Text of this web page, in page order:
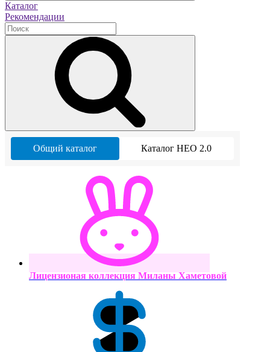
Каталог
Рекомендации
Общий каталог Каталог НЕО 2.0
Лицензионая коллекция Миланы Хаметовой